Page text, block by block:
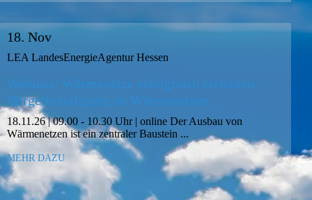
18. Nov
LEA LandesEnergieAgentur Hessen
Webinar: Wärmenetze erfolgreich errichten -
Bürgerbeteiligung an Wärmenetzen
18.11.26 | 09.00 - 10.30 Uhr | online Der Ausbau von
Wärmenetzen ist ein zentraler Baustein ...
MEHR DAZU